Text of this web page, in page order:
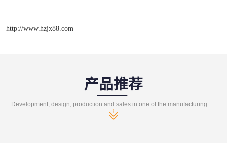
http://www.hzjx88.com
产品推荐